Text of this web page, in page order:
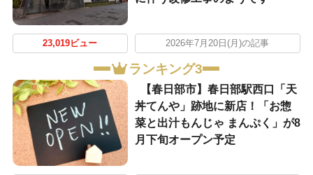
23,019ビュー 2026年7月20日(月)の記事
ランキング3
【春日部市】春日部駅西口「天
丼てんや」跡地に新店！「お惣
菜と出汁もんじゃ まんぷく」が8
月下旬オープン予定